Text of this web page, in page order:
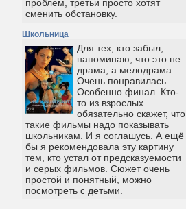
проблем, третьи просто хотят
сменить обстановку.
Школьница
Для тех, кто забыл,
напоминаю, что это не
драма, а мелодрама.
Очень понравилась.
Особенно финал. Кто-
то из взрослых
обязательно скажет, что
такие фильмы надо показывать
школьникам. И я соглашусь. А ещё
бы я рекомендовала эту картину
тем, кто устал от предсказуемости
и серых фильмов. Сюжет очень
простой и понятный, можно
посмотреть с детьми.